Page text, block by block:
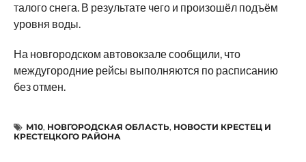
талого снега. В результате чего и произошёл подъём
уровня воды.
На новгородском автовокзале сообщили, что
междугородние рейсы выполняются по расписанию
без отмен.
М10, НОВГОРОДСКАЯ ОБЛАСТЬ, НОВОСТИ КРЕСТЕЦ И
КРЕСТЕЦКОГО РАЙОНА